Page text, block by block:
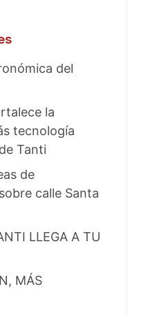
del
la
tecnología
Tanti
de
calle Santa
LLEGA A TU
MÁS